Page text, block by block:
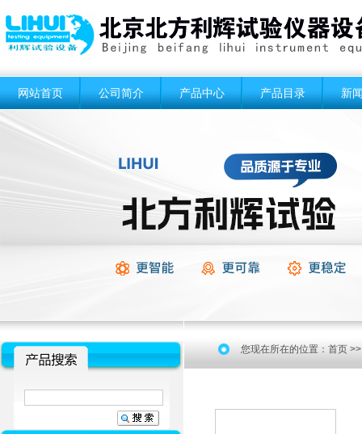
网站首页 公司简介 产品中心 产品目录 新
您现在所在的位置： 首页